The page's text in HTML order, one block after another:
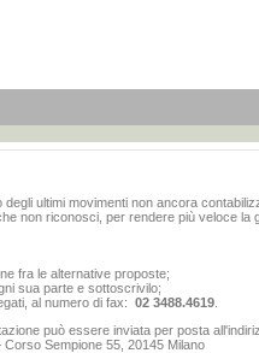
degli ultimi movimenti non ancora
non riconosci, per rendere più veloce la
fra le alternative proposte;
sua parte e sottoscrivilo;
al numero di fax: 02 3488.4619.
può essere inviata per posta
Sempione 55, 20145 Milano